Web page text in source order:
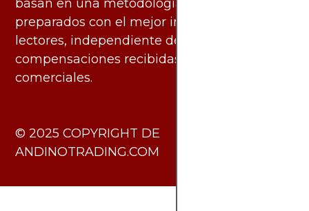
basan en una metodología imparcial y están
preparados con el mejor interés de los
lectores, independiente de las
compensaciones recibidas de socios
comerciales.
​© 2025 COPYRIGHT DE
ANDINOTRADING.COM